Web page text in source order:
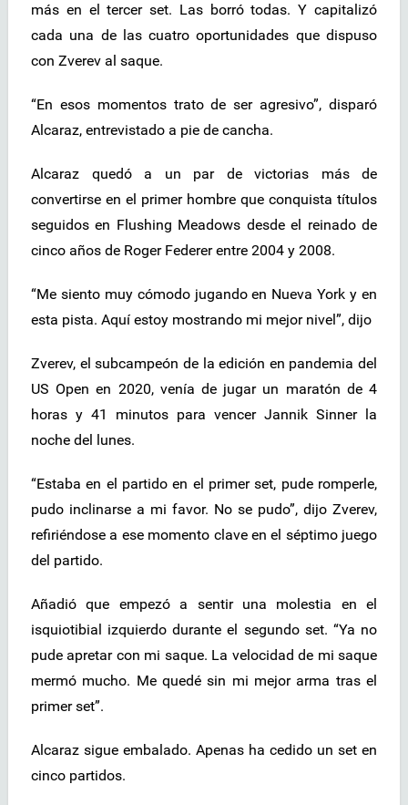
más en el tercer set. Las borró todas. Y capitalizó
cada una de las cuatro oportunidades que dispuso
con Zverev al saque.
“En esos momentos trato de ser agresivo”, disparó
Alcaraz, entrevistado a pie de cancha.
Alcaraz quedó a un par de victorias más de
convertirse en el primer hombre que conquista títulos
seguidos en Flushing Meadows desde el reinado de
cinco años de Roger Federer entre 2004 y 2008.
“Me siento muy cómodo jugando en Nueva York y en
esta pista. Aquí estoy mostrando mi mejor nivel”, dijo
Zverev, el subcampeón de la edición en pandemia del
US Open en 2020, venía de jugar un maratón de 4
horas y 41 minutos para vencer Jannik Sinner la
noche del lunes.
“Estaba en el partido en el primer set, pude romperle,
pudo inclinarse a mi favor. No se pudo”, dijo Zverev,
refiriéndose a ese momento clave en el séptimo juego
del partido.
Añadió que empezó a sentir una molestia en el
isquiotibial izquierdo durante el segundo set. “Ya no
pude apretar con mi saque. La velocidad de mi saque
mermó mucho. Me quedé sin mi mejor arma tras el
primer set”.
Alcaraz sigue embalado. Apenas ha cedido un set en
cinco partidos.